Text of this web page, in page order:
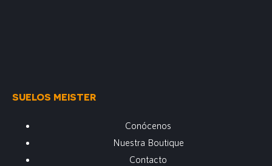
SUELOS MEISTER
Conócenos
Nuestra Boutique
Contacto